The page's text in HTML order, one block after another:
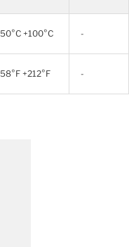
+100°C -
+212°F -